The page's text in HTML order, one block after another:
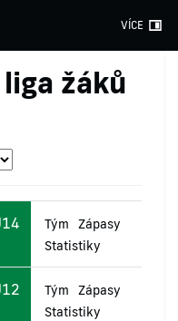
VÍCE
žáků
Tým
Zápasy
Statistiky
Tým
Zápasy
Statistiky